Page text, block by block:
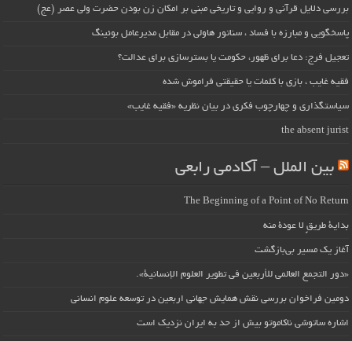
بررسی دلایل قرآنی و روایی و تاریخی مبنی بر امکان زن بودن حضرت ولی عصر (عج)
پاسخگویی و مبارزه با فساد ، سناتور هاولی در مقابل مدیرعامل بوئینگ
تعجیل فرج: دعا برای ظهور، حکومت یا بسترسازی برای عدالت؟
فقیه غایب ، بازی با کلمات یا حقیقتی فراموش شده
سیاستگذاری و چهارچوب فکری در بیان نظریه «فقیه غایب»
the absent jurist
بین الملل – آکادمی رابعی
The Beginning of a Point of No Return
بداية طريقٍ لا عودة منه
آغاز یک مسیر بی‌بازگشت
«دور التجمع العالمي للأربعين في تطوير العلوم الإنسانية».
دومین فراخوان بررسی نقش همایش جهانی اربعین در توسعه علوم انسانی
اشاره ساتوشی ناکاموتو بیش از حد به ایران نزدیک است